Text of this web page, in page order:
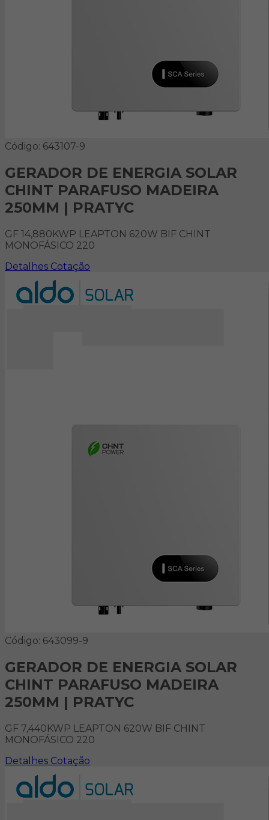
Código: 643107-9
GERADOR DE ENERGIA SOLAR
CHINT PARAFUSO MADEIRA
250MM | PRATYC
GF 14,880KWP LEAPTON 620W BIF CHINT
MONOFÁSICO 220
Detalhes Cotação
Código: 643099-9
GERADOR DE ENERGIA SOLAR
CHINT PARAFUSO MADEIRA
250MM | PRATYC
GF 7,440KWP LEAPTON 620W BIF CHINT
MONOFÁSICO 220
Detalhes Cotação